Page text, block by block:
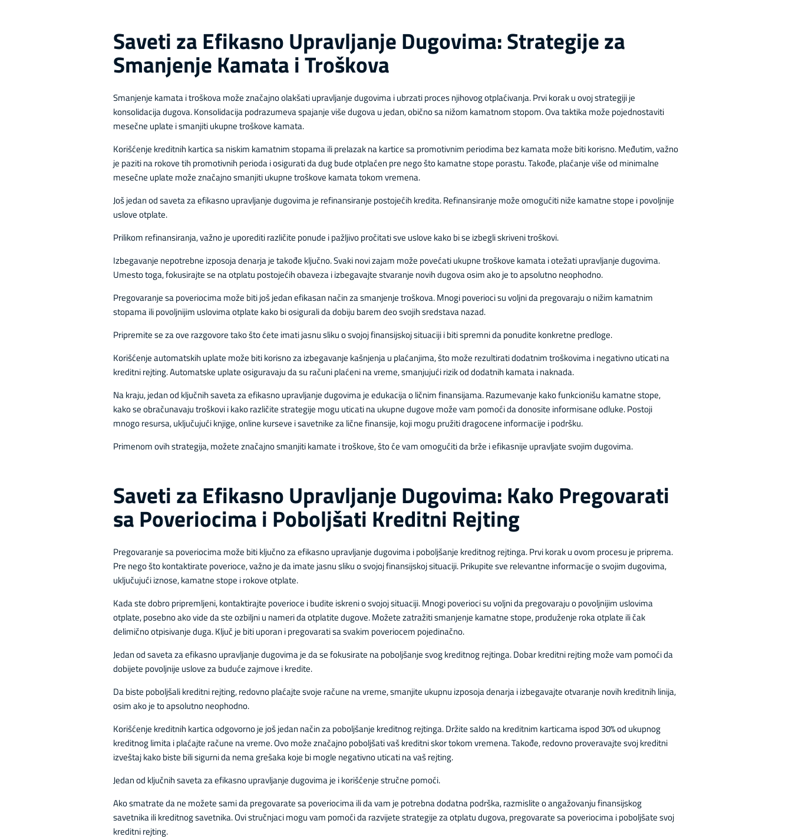
Saveti za Efikasno Upravljanje Dugovima: Strategije za
Smanjenje Kamata i Troškova
Smanjenje kamata i troškova može značajno olakšati upravljanje dugovima i ubrzati proces njihovog otplaćivanja. Prvi korak u ovoj strategiji je
konsolidacija dugova. Konsolidacija podrazumeva spajanje više dugova u jedan, obično sa nižom kamatnom stopom. Ova taktika može pojednostaviti
mesečne uplate i smanjiti ukupne troškove kamata.
Korišćenje kreditnih kartica sa niskim kamatnim stopama ili prelazak na kartice sa promotivnim periodima bez kamata može biti korisno. Međutim, važno
je paziti na rokove tih promotivnih perioda i osigurati da dug bude otplaćen pre nego što kamatne stope porastu. Takođe, plaćanje više od minimalne
mesečne uplate može značajno smanjiti ukupne troškove kamata tokom vremena.
Još jedan od saveta za efikasno upravljanje dugovima je refinansiranje postojećih kredita. Refinansiranje može omogućiti niže kamatne stope i povoljnije
uslove otplate.
Prilikom refinansiranja, važno je uporediti različite ponude i pažljivo pročitati sve uslove kako bi se izbegli skriveni troškovi.
Izbegavanje nepotrebne izposoja denarja je takođe ključno. Svaki novi zajam može povećati ukupne troškove kamata i otežati upravljanje dugovima.
Umesto toga, fokusirajte se na otplatu postojećih obaveza i izbegavajte stvaranje novih dugova osim ako je to apsolutno neophodno.
Pregovaranje sa poveriocima može biti još jedan efikasan način za smanjenje troškova. Mnogi poverioci su voljni da pregovaraju o nižim kamatnim
stopama ili povoljnijim uslovima otplate kako bi osigurali da dobiju barem deo svojih sredstava nazad.
Pripremite se za ove razgovore tako što ćete imati jasnu sliku o svojoj finansijskoj situaciji i biti spremni da ponudite konkretne predloge.
Korišćenje automatskih uplate može biti korisno za izbegavanje kašnjenja u plaćanjima, što može rezultirati dodatnim troškovima i negativno uticati na
kreditni rejting. Automatske uplate osiguravaju da su računi plaćeni na vreme, smanjujući rizik od dodatnih kamata i naknada.
Na kraju, jedan od ključnih saveta za efikasno upravljanje dugovima je edukacija o ličnim finansijama. Razumevanje kako funkcionišu kamatne stope,
kako se obračunavaju troškovi i kako različite strategije mogu uticati na ukupne dugove može vam pomoći da donosite informisane odluke. Postoji
mnogo resursa, uključujući knjige, online kurseve i savetnike za lične finansije, koji mogu pružiti dragocene informacije i podršku.
Primenom ovih strategija, možete značajno smanjiti kamate i troškove, što će vam omogućiti da brže i efikasnije upravljate svojim dugovima.
Saveti za Efikasno Upravljanje Dugovima: Kako Pregovarati
sa Poveriocima i Poboljšati Kreditni Rejting
Pregovaranje sa poveriocima može biti ključno za efikasno upravljanje dugovima i poboljšanje kreditnog rejtinga. Prvi korak u ovom procesu je priprema.
Pre nego što kontaktirate poverioce, važno je da imate jasnu sliku o svojoj finansijskoj situaciji. Prikupite sve relevantne informacije o svojim dugovima,
uključujući iznose, kamatne stope i rokove otplate.
Kada ste dobro pripremljeni, kontaktirajte poverioce i budite iskreni o svojoj situaciji. Mnogi poverioci su voljni da pregovaraju o povoljnijim uslovima
otplate, posebno ako vide da ste ozbiljni u nameri da otplatite dugove. Možete zatražiti smanjenje kamatne stope, produženje roka otplate ili čak
delimično otpisivanje duga. Ključ je biti uporan i pregovarati sa svakim poveriocem pojedinačno.
Jedan od saveta za efikasno upravljanje dugovima je da se fokusirate na poboljšanje svog kreditnog rejtinga. Dobar kreditni rejting može vam pomoći da
dobijete povoljnije uslove za buduće zajmove i kredite.
Da biste poboljšali kreditni rejting, redovno plaćajte svoje račune na vreme, smanjite ukupnu izposoja denarja i izbegavajte otvaranje novih kreditnih linija,
osim ako je to apsolutno neophodno.
Korišćenje kreditnih kartica odgovorno je još jedan način za poboljšanje kreditnog rejtinga. Držite saldo na kreditnim karticama ispod 30% od ukupnog
kreditnog limita i plaćajte račune na vreme. Ovo može značajno poboljšati vaš kreditni skor tokom vremena. Takođe, redovno proveravajte svoj kreditni
izveštaj kako biste bili sigurni da nema grešaka koje bi mogle negativno uticati na vaš rejting.
Jedan od ključnih saveta za efikasno upravljanje dugovima je i korišćenje stručne pomoći.
Ako smatrate da ne možete sami da pregovarate sa poveriocima ili da vam je potrebna dodatna podrška, razmislite o angažovanju finansijskog
savetnika ili kreditnog savetnika. Ovi stručnjaci mogu vam pomoći da razvijete strategije za otplatu dugova, pregovarate sa poveriocima i poboljšate svoj
kreditni rejting.